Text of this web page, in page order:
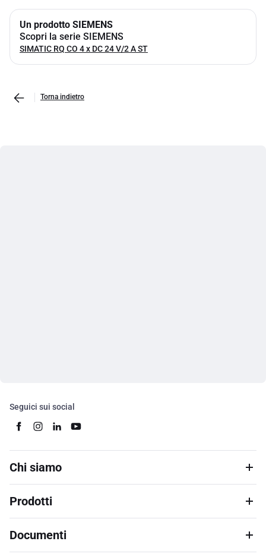
Un prodotto SIEMENS
Scopri la serie SIEMENS
SIMATIC RQ CO 4 x DC 24 V/2 A ST
Torna indietro
Seguici sui social
Chi siamo
Prodotti
Documenti